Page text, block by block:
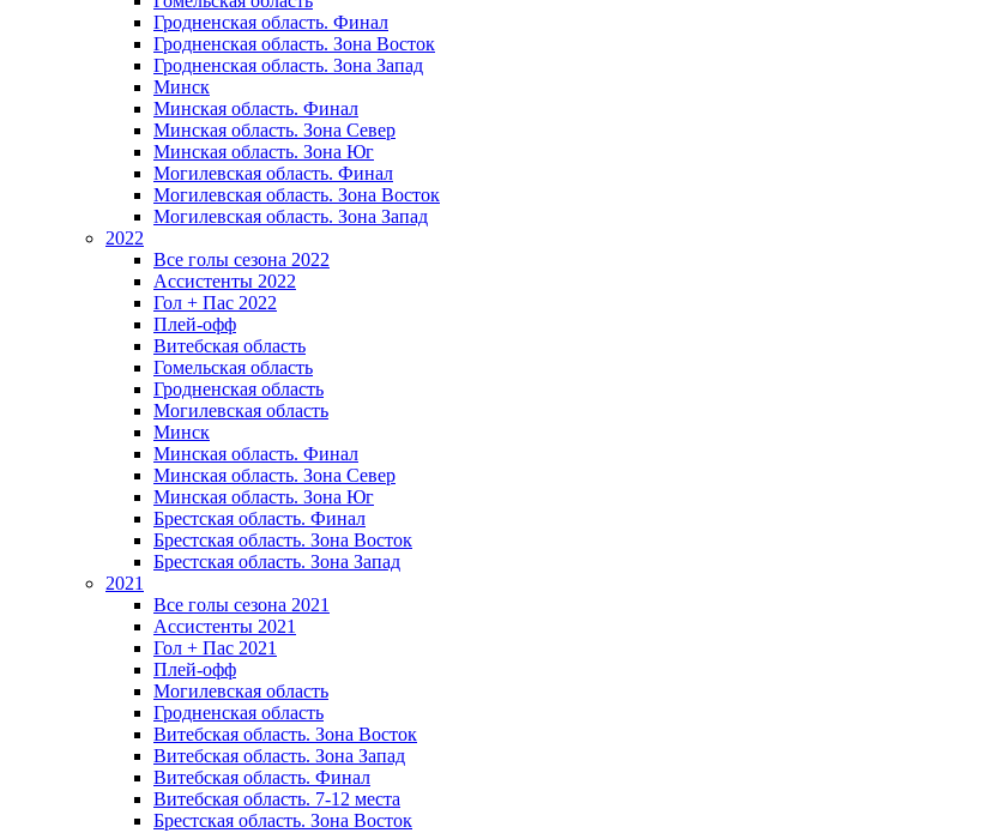
Гродненская область. Финал
Гродненская область. Зона Восток
Гродненская область. Зона Запад
Минск
Минская область. Финал
Минская область. Зона Север
Минская область. Зона Юг
Могилевская область. Финал
Могилевская область. Зона Восток
Могилевская область. Зона Запад
2022
Все голы сезона 2022
Ассистенты 2022
Гол + Пас 2022
Плей-офф
Витебская область
Гомельская область
Гродненская область
Могилевская область
Минск
Mинская область. Финал
Минская область. Зона Север
Минская область. Зона Юг
Брестская область. Финал
Брестская область. Зона Восток
Брестская область. Зона Запад
2021
Все голы сезона 2021
Ассистенты 2021
Гол + Пас 2021
Плей-офф
Могилевская область
Гродненская область
Витебская область. Зона Восток
Витебская область. Зона Запад
Витебская область. Финал
Витебская область. 7-12 места
Брестская область. Зона Восток